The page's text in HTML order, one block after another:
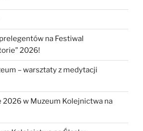
na Festiwal
2026!
– warsztaty z medytacji
2026 w Muzeum Kolejnictwa na